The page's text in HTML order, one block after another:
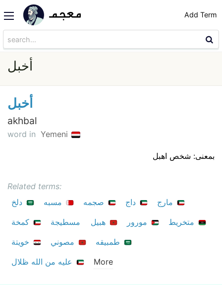
Add Term
أخبل
أخبل
akhbal
word in Yemeni
بمعنى: شخص اهبل
Related terms:
دلخ
مسبه صجمه داج
مارج
كمخة
مسطيجة هبيل مورور
متخريط
خويتة
مصوني
طمبيقه
عليه من الله ظلال
More